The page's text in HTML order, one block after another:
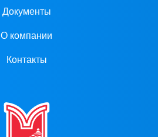
Документы
О компании
Контакты